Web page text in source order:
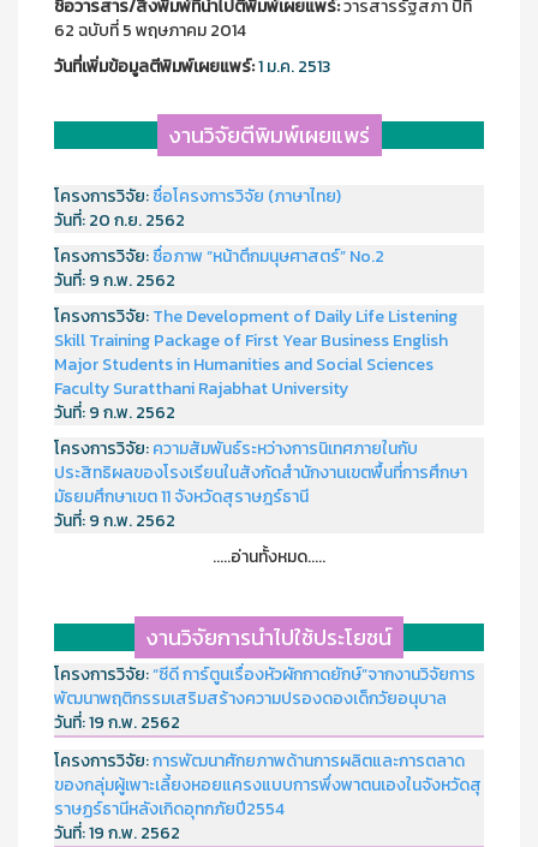
ชื่อวารสาร/สิ่งพิมพ์ที่นำไปตีพิมพ์เผยแพร์:วารสารรัฐสภา ปีที่
62 ฉบับที่ 5 พฤษภาคม 2014
วันที่เพิ่มข้อมูลตีพิมพ์เผยแพร์:1 ม.ค. 2513
งานวิจัยตีพิมพ์เผยแพร่
โครงการวิจัย:ชื่อโครงการวิจัย (ภาษาไทย)
วันที่:20 ก.ย. 2562
โครงการวิจัย:ชื่อภาพ “หน้าตึกมนุษศาสตร์” No.2
วันที่:9 ก.พ. 2562
โครงการวิจัย:The Development of Daily Life Listening
Skill Training Package of First Year Business English
Major Students in Humanities and Social Sciences
Faculty Suratthani Rajabhat University
วันที่:9 ก.พ. 2562
โครงการวิจัย:ความสัมพันธ์ระหว่างการนิเทศภายในกับ
ประสิทธิผลของโรงเรียนในสังกัดสำนักงานเขตพื้นที่การศึกษา
มัธยมศึกษาเขต 11 จังหวัดสุราษฎร์ธานี
วันที่:9 ก.พ. 2562
.....อ่านทั้งหมด.....
งานวิจัยการนำไปใช้ประโยชน์
โครงการวิจัย:“ซีดี การ์ตูนเรื่องหัวผักกาดยักษ์”จากงานวิจัยการ
พัฒนาพฤติกรรมเสริมสร้างความปรองดองเด็กวัยอนุบาล
วันที่:19 ก.พ. 2562
โครงการวิจัย:การพัฒนาศักยภาพด้านการผลิตและการตลาด
ของกลุ่มผู้เพาะเลี้ยงหอยแครงแบบการพึ่งพาตนเองในจังหวัดสุ
ราษฏร์ธานีหลังเกิดอุทกภัยปี2554
วันที่:19 ก.พ. 2562